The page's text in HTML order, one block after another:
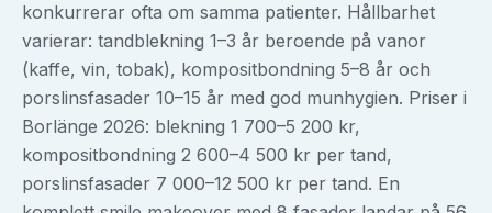
konkurrerar ofta om samma patienter. Hållbarhet
varierar: tandblekning 1–3 år beroende på vanor
(kaffe, vin, tobak), kompositbondning 5–8 år och
porslinsfasader 10–15 år med god munhygien. Priser i
Borlänge 2026: blekning 1 700–5 200 kr,
kompositbondning 2 600–4 500 kr per tand,
porslinsfasader 7 000–12 500 kr per tand. En